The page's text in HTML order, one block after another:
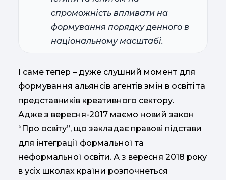
спроможність впливати на
формування порядку денного в
національному масштабі.
І саме тепер – дуже слушний момент для
формування альянсів агентів змін в освіті та
представників креативного сектору.
Адже з вересня-2017 маємо новий закон
“Про освіту”, що закладає правові підстави
для інтеграції формальної та
неформальної освіти. А з вересня 2018 року
в усіх школах країни розпочнеться